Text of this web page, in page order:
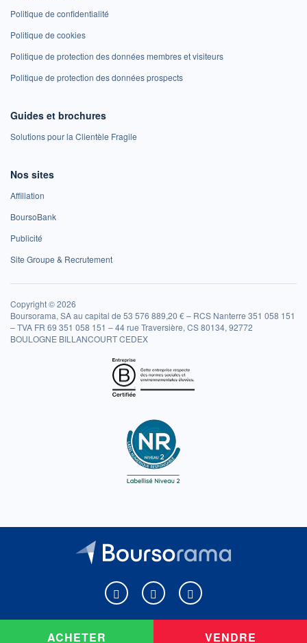
ACHETER VENDRE
Politique de confidentialité
Politique de cookies
Politique de protection des données membres et visiteurs
Politique de protection des données prospects
Guides et brochures
Solutions pour la Clientèle Fragile
Nos sites
Affiliation
BoursoBank
Publicité
Site Groupe & Recrutement
Copyright © 2026
Boursorama, SA au capital de 53 576 889,20 € – RCS Nanterre 351 058 151
– TVA FR 69 351 058 151 – 44 rue Traversière, CS 80134, 92772
BOULOGNE BILLANCOURT CEDEX
Boursorama sur Facebook
Boursorama sur XBoursorama sur